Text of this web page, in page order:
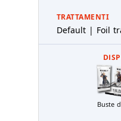
TRATTAMENTI
Default | Foil
Buste